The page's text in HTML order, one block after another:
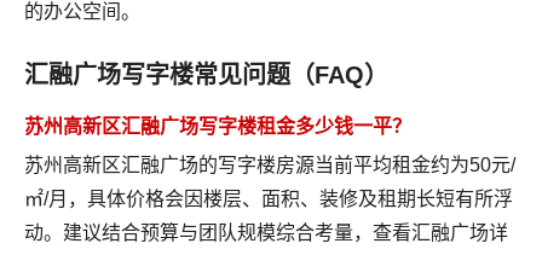
的办公空间。
汇融广场写字楼常见问题（FAQ）
苏州高新区汇融广场写字楼租金多少钱一平？
苏州高新区汇融广场的写字楼房源当前平均租金约为50元/
㎡/月，具体价格会因楼层、面积、装修及租期长短有所浮
动。建议结合预算与团队规模综合考量， 查看汇融广场详